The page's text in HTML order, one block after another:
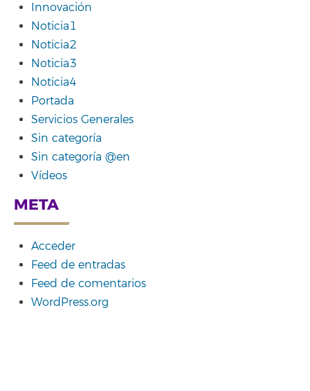
Innovación
Noticia1
Noticia2
Noticia3
Noticia4
Portada
Servicios Generales
Sin categoría
Sin categoría @en
Vídeos
META
Acceder
Feed de entradas
Feed de comentarios
WordPress.org